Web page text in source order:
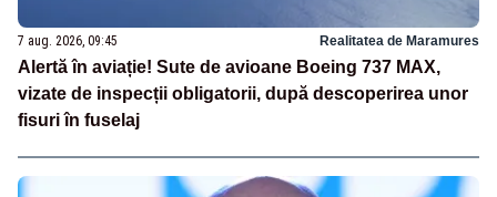
7 aug. 2026, 09:45 Realitatea de Maramures
Alertă în aviație! Sute de avioane Boeing 737 MAX,
vizate de inspecții obligatorii, după descoperirea unor
fisuri în fuselaj